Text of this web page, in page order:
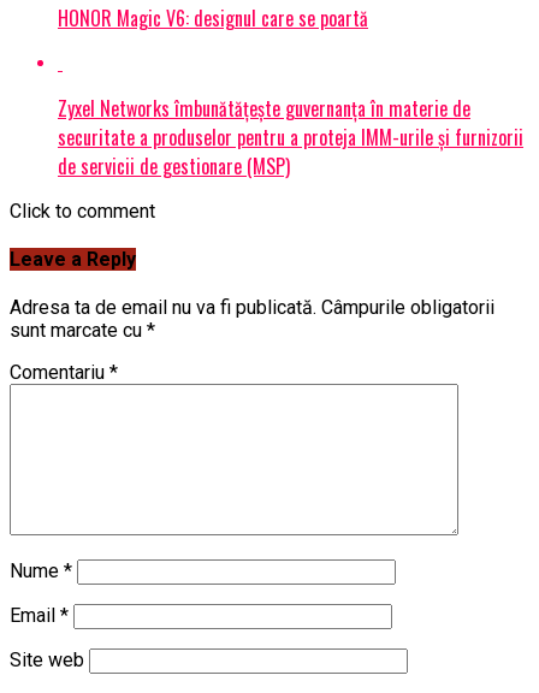
HONOR Magic V6: designul care se poartă
Zyxel Networks îmbunătățește guvernanța în materie de
securitate a produselor pentru a proteja IMM-urile și furnizorii
de servicii de gestionare (MSP)
Click to comment
Leave a Reply
Adresa ta de email nu va fi publicată. Câmpurile obligatorii
sunt marcate cu *
Comentariu *
Nume *
Email *
Site web